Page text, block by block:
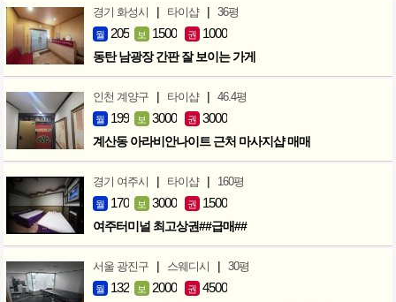
경기 화성시 | 타이샵 | 36평
월 205 보 1500 권 1000
동탄 남광장 간판 잘 보이는 가게
인천 계양구 | 타이샵 | 46.4평
월 199 보 3000 권 3000
계산동 아라비안나이트 근처 마사지샵 매매
경기 여주시 | 타이샵 | 160평
월 170 보 3000 권 1500
여주터미널 최고상권##급매##
서울 광진구 | 스웨디시 | 30평
월 132 보 2000 권 4500